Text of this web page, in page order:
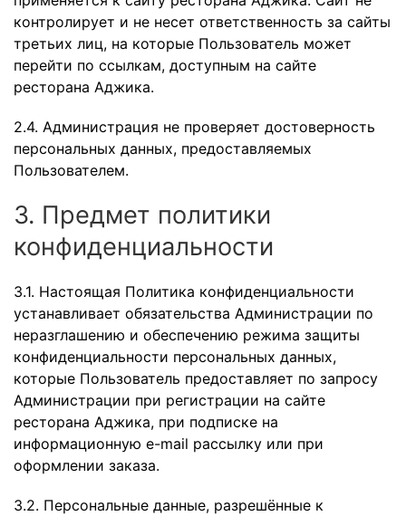
контролирует и не несет ответственность за сайты
третьих лиц, на которые Пользователь может
перейти по ссылкам, доступным на сайте
ресторана Аджика.
2.4. Администрация не проверяет достоверность
персональных данных, предоставляемых
Пользователем.
3. Предмет политики
конфиденциальности
3.1. Настоящая Политика конфиденциальности
устанавливает обязательства Администрации по
неразглашению и обеспечению режима защиты
конфиденциальности персональных данных,
которые Пользователь предоставляет по запросу
Администрации при регистрации на сайте
ресторана Аджика, при подписке на
информационную e-mail рассылку или при
оформлении заказа.
3.2. Персональные данные, разрешённые к